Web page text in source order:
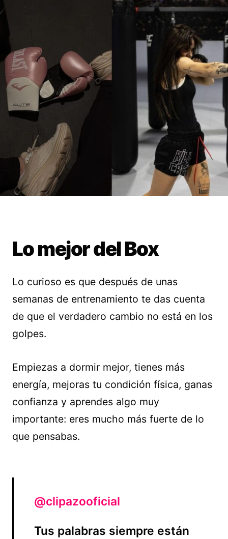
Lo mejor del Box
Lo curioso es que después de unas
semanas de entrenamiento te das cuenta
de que el verdadero cambio no está en los
golpes.
Empiezas a dormir mejor, tienes más
energía, mejoras tu condición física, ganas
confianza y aprendes algo muy
importante: eres mucho más fuerte de lo
que pensabas.
@clipazooficial
Tus palabras siempre están